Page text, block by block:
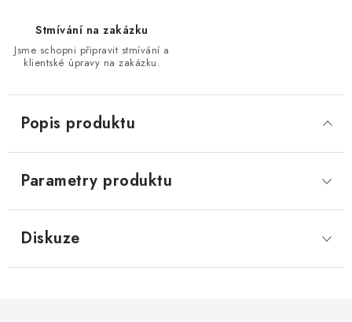
Stmívání na zakázku
Jsme schopni připravit stmívání a
klientské úpravy na zakázku.
Popis produktu
Parametry produktu
Diskuze